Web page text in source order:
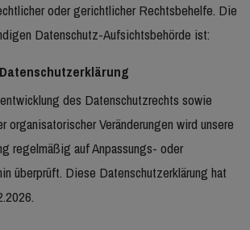
oder gerichtlicher Rechtsbehelfe. Die
Datenschutz-Aufsichtsbehörde ist:
des Datenschutzrechts sowie
organisatorischer Veränderungen wird unsere
regelmäßig auf Anpassungs- oder
überprüft. Diese Datenschutzerklärung hat
.